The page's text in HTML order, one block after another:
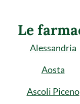
Le
Alessandria
Aosta
Ascoli Piceno